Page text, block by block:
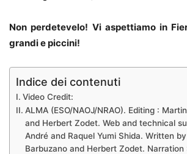
Non perdetevelo! Vi aspettiamo in
grandi e piccini!
Indice dei contenuti
Video Credit:
ALMA (ESO/NAOJ/NRAO). Editing :
and Herbert Zodet. Web and technical
André and Raquel Yumi Shida. Written
Barbuzano and Herbert Zodet. Narration